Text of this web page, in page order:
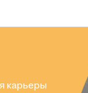
карьеры